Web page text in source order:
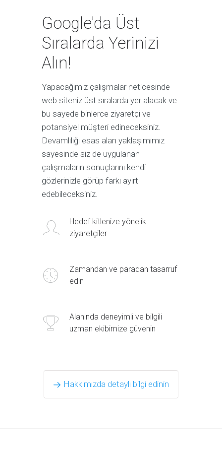
Google'da Üst
Sıralarda Yerinizi
Alın!
Yapacağımız çalışmalar neticesinde
web siteniz üst sıralarda yer alacak ve
bu sayede binlerce ziyaretçi ve
potansiyel müşteri edineceksiniz.
Devamlılığı esas alan yaklaşımımız
sayesinde siz de uygulanan
çalışmaların sonuçlarını kendi
gözlerinizle görüp farkı ayırt
edebileceksiniz.
Hedef kitlenize yönelik
ziyaretçiler
Zamandan ve paradan tasarruf
edin
Alanında deneyimli ve bilgili
uzman ekibimize güvenin
Hakkımızda detaylı bilgi edinin